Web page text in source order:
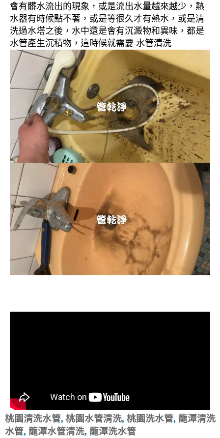
會有髒水流出的現象，或是流出水量越來越少，熱
水器有時候點不著，或是等很久才有熱水，或是清
洗過水塔之後，水中還是會有沉澱物和異味，都是
水管產生沉積物，這時候就需要 水管清洗
桃園清洗水管, 桃園水管清洗, 桃園洗水管, 龍潭清洗
水管, 龍潭水管清洗, 龍潭洗水管